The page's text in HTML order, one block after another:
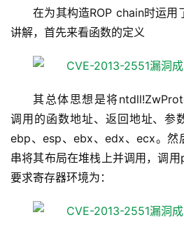
在为其构造ROP chain时运用
讲解，首先来看函数的定义
其总体思想是将
调用的函数地址、返回地址、参
ebp、esp、ebx、edx、ecx。然
串将其布局在堆栈上并调用，调
要求寄存器环境为：